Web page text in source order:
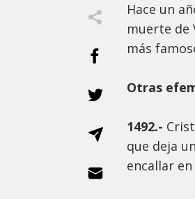
Hace un
muerte de
más
Otras
1492.-
que deja
encallar